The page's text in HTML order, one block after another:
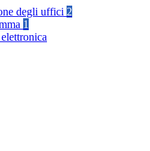
degli uffici 2
1